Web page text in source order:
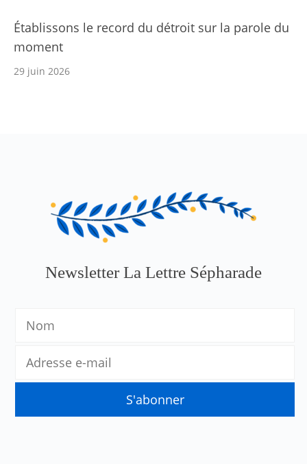
Établissons le record du détroit sur la parole du
moment
29 juin 2026
Newsletter La Lettre Sépharade